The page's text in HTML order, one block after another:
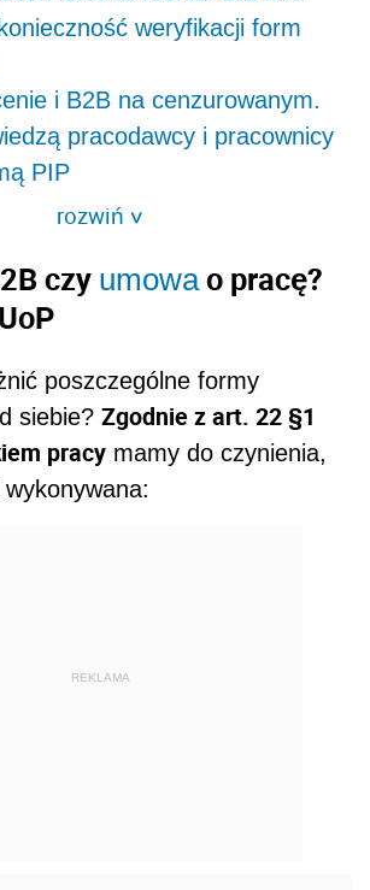
weryfikacji form
i B2B na cenzurowanym.
pracodawcy i pracownicy
PIP
rozwiń>
czy umowao pracę?
poszczególne formy
siebie? Zgodnie z art. 22 §1
pracy mamy do czynienia,
wykonywana:
REKLAMA